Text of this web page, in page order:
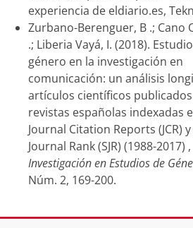
experiencia de eldiario.es,
Zurbano-Berenguer, B .; Cano
.; Liberia Vayá, I. (2018).
género en la investigación en
comunicación: un análisis
artículos científicos
revistas españolas indexadas
Journal Citation Reports (JCR)
Journal Rank (SJR) (1988-2017) ,
Investigación en Estudios de
Núm. 2, 169-200.